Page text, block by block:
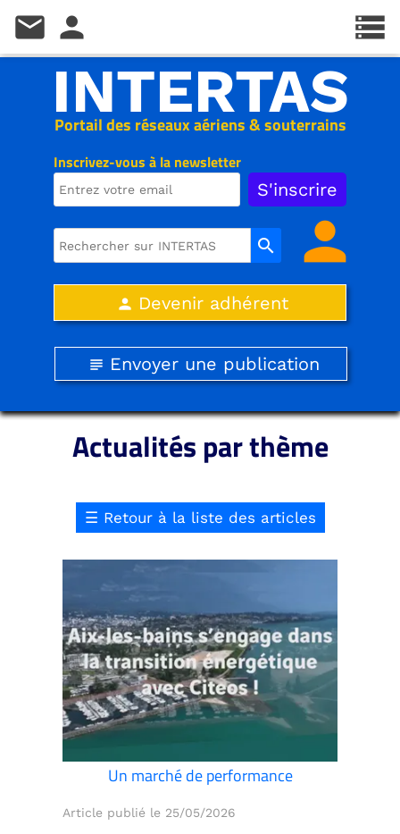
Inscrivez-vous à la newsletter
Portail des réseaux aériens & souterrains
INTERTAS
search person
person Devenir adhérent
subject Envoyer une publication
Actualités par thème
☰ Retour à la liste des articles
Un marché de performance
Article publié le 25/05/2026
storage
mail person